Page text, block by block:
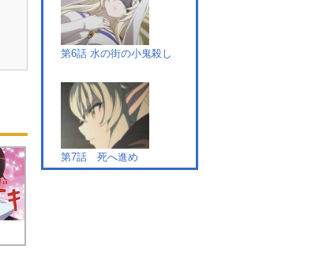
第6話 水の街の小鬼殺し
第7話 死へ進め